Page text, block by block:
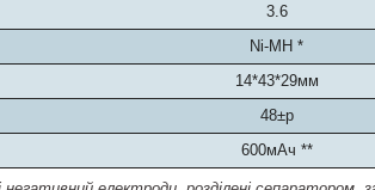
3.6
Ni-MH *
14*43*29мм
48±р
600мАч **